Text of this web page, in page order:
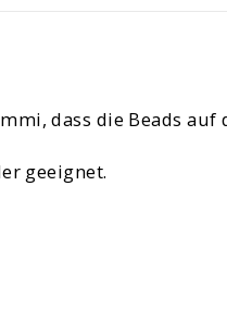
dass die Beads
geeignet.